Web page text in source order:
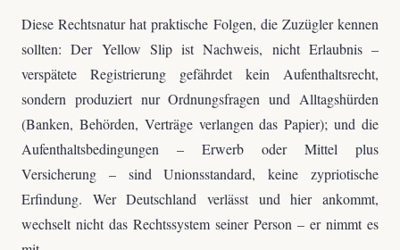
Diese Rechtsnatur hat praktische Folgen, die Zuzügler kennen
sollten: Der Yellow Slip ist Nachweis, nicht Erlaubnis –
verspätete Registrierung gefährdet kein Aufenthaltsrecht,
sondern produziert nur Ordnungsfragen und Alltagshürden
(Banken, Behörden, Verträge verlangen das Papier); und die
Aufenthaltsbedingungen – Erwerb oder Mittel plus
Versicherung – sind Unionsstandard, keine zypriotische
Erfindung. Wer Deutschland verlässt und hier ankommt,
wechselt nicht das Rechtssystem seiner Person – er nimmt es